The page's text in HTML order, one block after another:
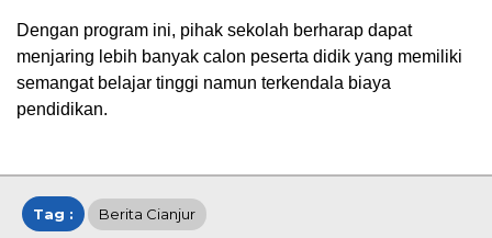
Dengan program ini, pihak sekolah berharap dapat
menjaring lebih banyak calon peserta didik yang memiliki
semangat belajar tinggi namun terkendala biaya
pendidikan.
Tag : Berita Cianjur